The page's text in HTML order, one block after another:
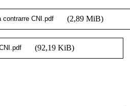
(2,89 MiB)
(92,19 KiB)